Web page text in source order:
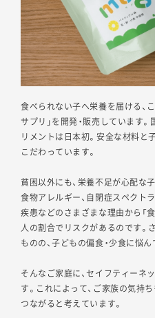
食べられない子へ栄養を届ける、
サプリ」を開発・販売しています
リメントは日本初。安全な材料と
こだわっています。
貧困以外にも、栄養不足が心配な
食物アレルギー、自閉症スペクト
疾患などのさまざまな理由から「
人の割合でリスクがあるのです。
ものの、子どもの偏食・少食に悩
そんなご家庭に、セイフティーネ
す。これによって、ご家族の気持
つながると考えています。